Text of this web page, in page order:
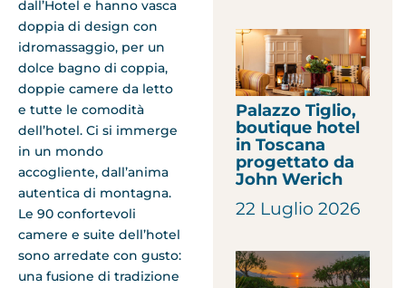
dall’Hotel e hanno vasca
doppia di design con
idromassaggio, per un
dolce bagno di coppia,
doppie camere da letto
e tutte le comodità
dell’hotel. Ci si immerge
in un mondo
accogliente, dall’anima
autentica di montagna.
Le 90 confortevoli
camere e suite dell’hotel
sono arredate con gusto:
una fusione di tradizione
Palazzo Tiglio,
boutique hotel
in Toscana
progettato da
John Werich
22 Luglio 2026